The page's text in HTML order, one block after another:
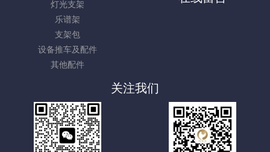
灯光支架
乐谱架
支架包
设备推车及配件
其他配件
关注我们